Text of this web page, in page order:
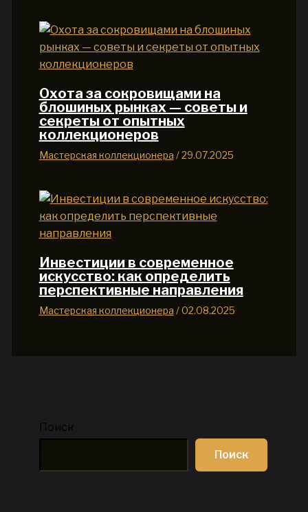
Охота за сокровищами на
блошиных рынках — советы и
секреты от опытных
коллекционеров
Мастерская коллекционера /29.07.2025
Инвестиции в современное
искусство: как определить
перспективные направления
Мастерская коллекционера /02.08.2025
Поиск
Поиск